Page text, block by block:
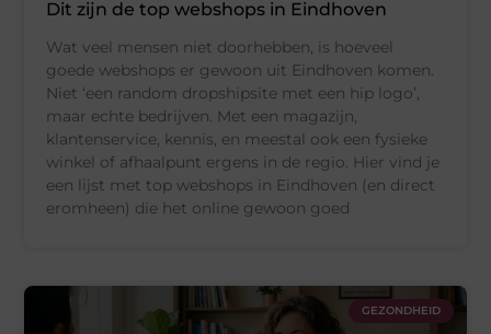
Dit zijn de top webshops in Eindhoven
Wat veel mensen niet doorhebben, is hoeveel
goede webshops er gewoon uit Eindhoven komen.
Niet ‘een random dropshipsite met een hip logo’,
maar echte bedrijven. Met een magazijn,
klantenservice, kennis, en meestal ook een fysieke
winkel of afhaalpunt ergens in de regio. Hier vind je
een lijst met top webshops in Eindhoven (en direct
eromheen) die het online gewoon goed
GEZONDHEID